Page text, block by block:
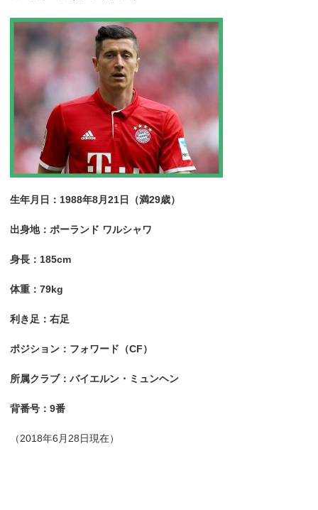
生年月日：1988年8月21日（満29歳）
出身地：ポーランド ワルシャワ
身長：185cm
体重：79kg
利き足：右足
ポジション：フォワード（CF）
所属クラブ：バイエルン・ミュンヘン
背番号：9番
（2018年6月28日現在）